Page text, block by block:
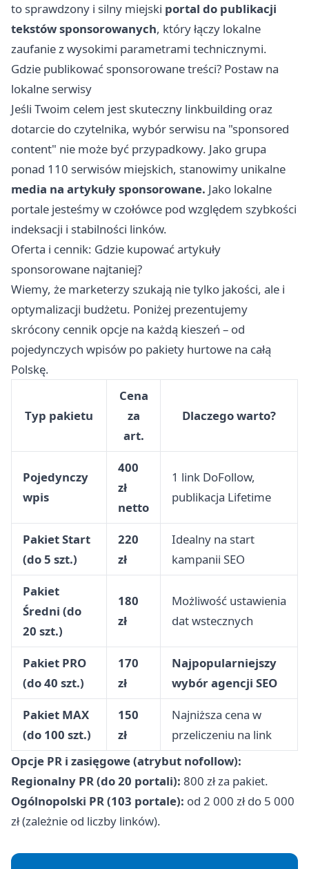
to sprawdzony i silny miejski portal do publikacji
tekstów sponsorowanych, który łączy lokalne
zaufanie z wysokimi parametrami technicznymi.
Gdzie publikować sponsorowane treści? Postaw na
lokalne serwisy
Jeśli Twoim celem jest skuteczny linkbuilding oraz
dotarcie do czytelnika, wybór serwisu na "sponsored
content" nie może być przypadkowy. Jako grupa
ponad 110 serwisów miejskich, stanowimy unikalne
media na artykuły sponsorowane. Jako lokalne
portale jesteśmy w czołówce pod względem szybkości
indeksacji i stabilności linków.
Oferta i cennik: Gdzie kupować artykuły
sponsorowane najtaniej?
Wiemy, że marketerzy szukają nie tylko jakości, ale i
optymalizacji budżetu. Poniżej prezentujemy
skrócony cennik opcje na każdą kieszeń – od
pojedynczych wpisów po pakiety hurtowe na całą
Polskę.
Typ pakietu
Cena
za
art.
Dlaczego warto?
Pojedynczy
wpis
400
zł
netto
1 link DoFollow,
publikacja Lifetime
Pakiet Start
(do 5 szt.)
220
zł
Idealny na start
kampanii SEO
Pakiet
Średni (do
20 szt.)
180
zł
Możliwość ustawienia
dat wstecznych
Pakiet PRO
(do 40 szt.)
170
zł
Najpopularniejszy
wybór agencji SEO
Pakiet MAX
(do 100 szt.)
150
zł
Najniższa cena w
przeliczeniu na link
Opcje PR i zasięgowe (atrybut nofollow):
Regionalny PR (do 20 portali): 800 zł za pakiet.
Ogólnopolski PR (103 portale): od 2 000 zł do 5 000
zł (zależnie od liczby linków).